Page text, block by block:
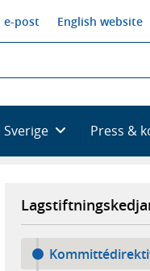
e-post English website
Sverige Press &